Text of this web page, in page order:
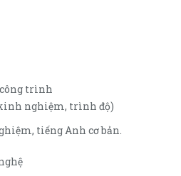
trình
nghiệm, trình độ)
tiếng Anh cơ bản.